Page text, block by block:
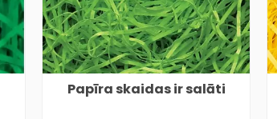
Papīra skaidas ir salāti